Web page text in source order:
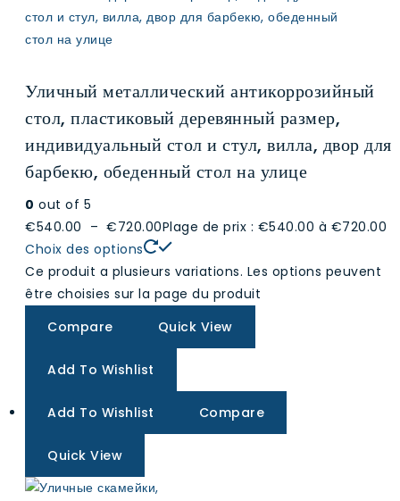
Уличный металлический антикоррозийный
стол, пластиковый деревянный размер,
индивидуальный стол и стул, вилла, двор для
барбекю, обеденный стол на улице
0 out of 5
€540.00 – €720.00Plage de prix : €540.00 à €720.00
Choix des options
Ce produit a plusieurs variations. Les options peuvent
être choisies sur la page du produit
Compare
Quick View
Add To Wishlist
Add To Wishlist Compare
Quick View